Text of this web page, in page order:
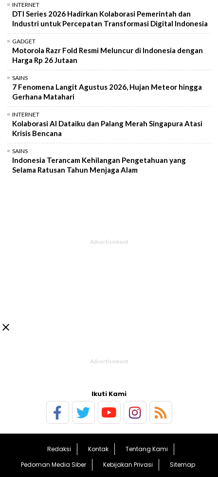
INTERNET
DTI Series 2026 Hadirkan Kolaborasi Pemerintah dan
Industri untuk Percepatan Transformasi Digital Indonesia
GADGET
Motorola Razr Fold Resmi Meluncur di Indonesia dengan
Harga Rp 26 Jutaan
SAINS
7 Fenomena Langit Agustus 2026, Hujan Meteor hingga
Gerhana Matahari
INTERNET
Kolaborasi AI Dataiku dan Palang Merah Singapura Atasi
Krisis Bencana
SAINS
Indonesia Terancam Kehilangan Pengetahuan yang
Selama Ratusan Tahun Menjaga Alam

Ikuti Kami
Redaksi Kontak
Tentang Kami
Pedoman Media Siber
Kebijakan Privasi Sitemap